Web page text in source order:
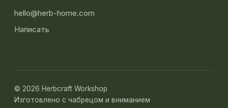
hello@herb-home.com
Написать
© 2026 Herbcraft Workshop
Изготовлено с чабрецом и вниманием